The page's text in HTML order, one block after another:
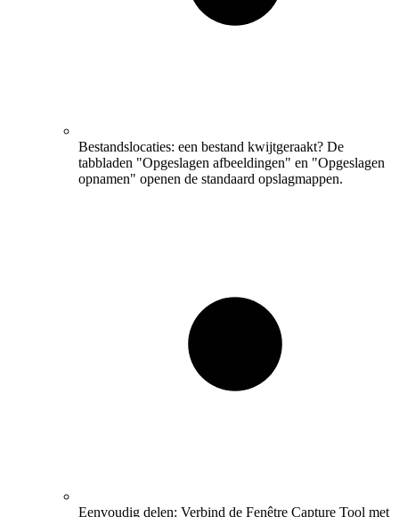
Bestandslocaties: een bestand kwijtgeraakt? De
tabbladen "Opgeslagen afbeeldingen" en "Opgeslagen
opnamen" openen de standaard opslagmappen.
Eenvoudig delen: Verbind de Fenêtre Capture Tool met